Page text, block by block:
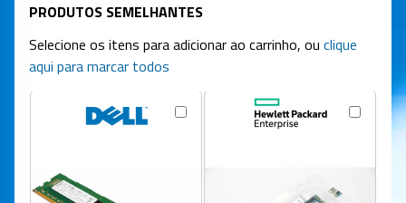
PRODUTOS SEMELHANTES
Selecione os itens para adicionar ao carrinho, ou clique
aqui para marcar todos